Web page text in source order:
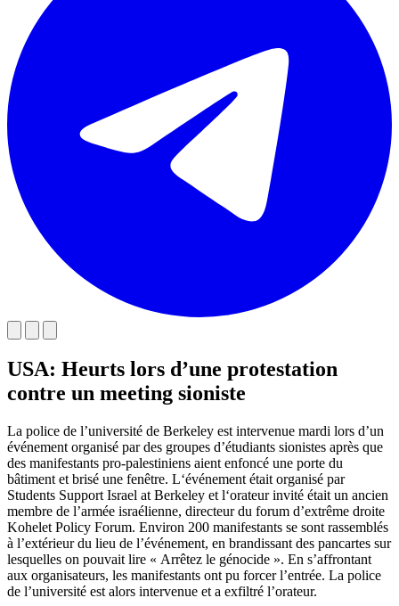
USA: Heurts lors d’une protestation
contre un meeting sioniste
La police de l’université de Berkeley est intervenue mardi lors d’un
événement organisé par des groupes d’étudiants sionistes après que
des manifestants pro-palestiniens aient enfoncé une porte du
bâtiment et brisé une fenêtre. L‘événement était organisé par
Students Support Israel at Berkeley et l‘orateur invité était un ancien
membre de l’armée israélienne, directeur du forum d’extrême droite
Kohelet Policy Forum. Environ 200 manifestants se sont rassemblés
à l’extérieur du lieu de l’événement, en brandissant des pancartes sur
lesquelles on pouvait lire « Arrêtez le génocide ». En s’affrontant
aux organisateurs, les manifestants ont pu forcer l’entrée. La police
de l’université est alors intervenue et a exfiltré l’orateur.